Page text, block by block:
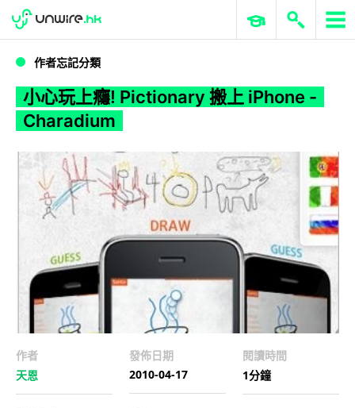
WWDC 2026 ERP 與商業 AI
作者忘記分類
小心玩上癮! Pictionary 搬上 iPhone -
Charadium
作者
天恩
發佈日期
2010-04-17
閱讀時間
1分鐘